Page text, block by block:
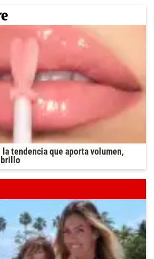
la tendencia que aporta volumen,
brillo